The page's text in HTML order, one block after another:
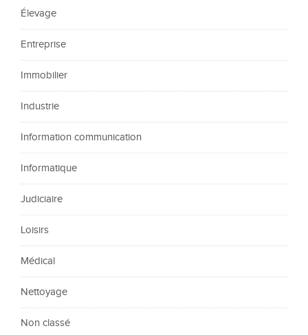
Élevage
Entreprise
Immobilier
Industrie
Information communication
Informatique
Judiciaire
Loisirs
Médical
Nettoyage
Non classé